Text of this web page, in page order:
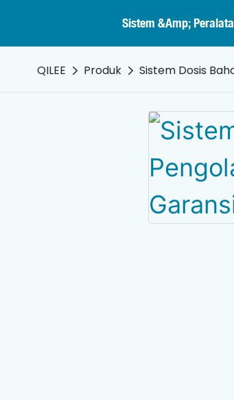
Sistem &amp;
QILEE Produk Sistem Dosis